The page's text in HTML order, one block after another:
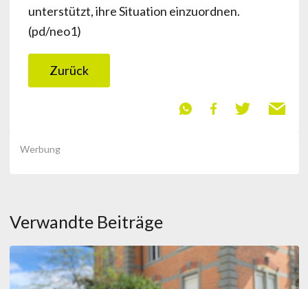
unterstützt, ihre Situation einzuordnen.
(pd/neo1)
Zurück
Werbung
Verwandte Beiträge